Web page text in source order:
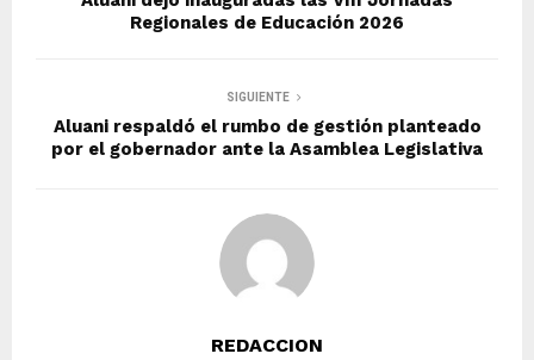
Regionales de Educación 2026
SIGUIENTE
Aluani respaldó el rumbo de gestión planteado
por el gobernador ante la Asamblea Legislativa
REDACCION